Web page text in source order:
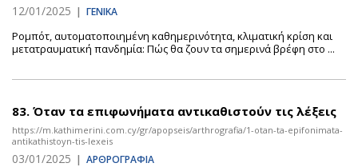
12/01/2025 | ΓΕΝΙΚΑ
Ρομπότ, αυτοματοποιημένη καθημερινότητα, κλιματική κρίση και
μετατραυματική πανδημία: Πώς θα ζουν τα σημερινά βρέφη στο ...
83. Όταν τα επιφωνήματα αντικαθιστούν τις λέξεις
https://m.kathimerini.com.cy/gr/apopseis/arthrografia/1-otan-ta-epifonimata-
antikathistoyn-tis-lexeis
03/01/2025 | ΑΡΘΡΟΓΡΑΦΙΑ